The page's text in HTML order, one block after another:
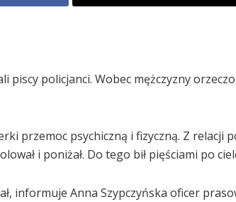
policjanci. Wobec mężczyzny
przemoc psychiczną i fizyczną. Z relacji
i poniżał. Do tego bił pięściami po
informuje Anna Szypczyńska oficer